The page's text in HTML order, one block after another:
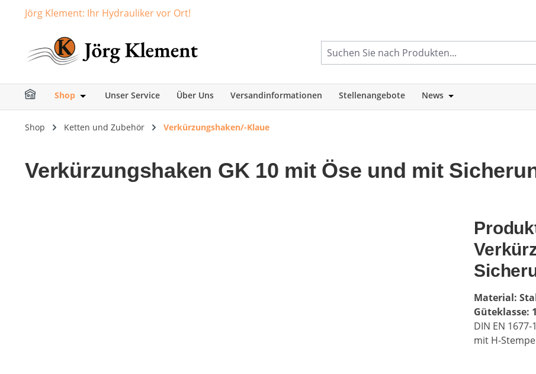
Zur Hauptnavigation springen
Jörg Klement: Ihr Hydrauliker vor Ort!
Shop Öffne oder Schließe das Dropdown der Kategorie Shop
Unser Service Über Uns Versandinformationen Stellenangebote News Öffne oder
Shop Ketten und Zubehör Verkürzungshaken/-Klaue
Verkürzungshaken GK 10 mit Öse und mit
Material:
Güteklasse:
DIN EN 1677-1
mit H-